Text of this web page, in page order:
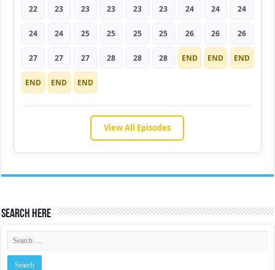
22 23 23 23 23 23 24 24 24
24 24 25 25 25 25 26 26 26
27 27 27 28 28 28 END END END
END END END
View All Episodes
Search Here